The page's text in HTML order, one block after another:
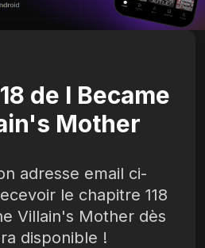
de I Became
Mother
adresse email ci-
le chapitre 118
Villain's Mother dès
disponible !